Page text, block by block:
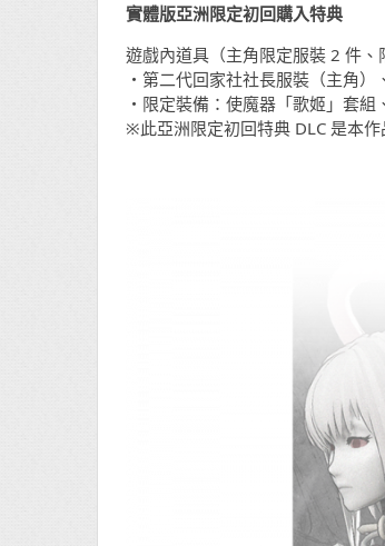
實體版亞洲限定初回購入特典
遊戲內道具（主角限定服裝 2 件
・第二代回家社社長服裝（主角）
・限定裝備：使魔器「歌姬」套
※此亞洲限定初回特典 DLC 是本